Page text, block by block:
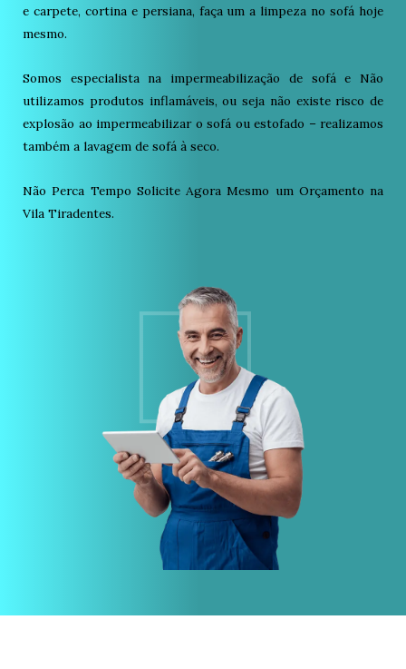
e carpete, cortina e persiana, faça um a limpeza no sofá hoje
mesmo.
Somos especialista na impermeabilização de sofá e Não
utilizamos produtos inflamáveis, ou seja não existe risco de
explosão ao impermeabilizar o sofá ou estofado – realizamos
também a lavagem de sofá à seco.
Não Perca Tempo Solicite Agora Mesmo um Orçamento na
Vila Tiradentes.